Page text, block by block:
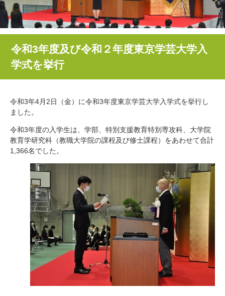
令和3年度及び令和２年度東京学芸大学入
学式を挙行
令和3年4月2日（金）に令和3年度東京学芸大学入学式を挙行し
ました。
令和3年度の入学生は、学部、特別支援教育特別専攻科、大学院
教育学研究科（教職大学院の課程及び修士課程）をあわせて合計
1,366名でした。